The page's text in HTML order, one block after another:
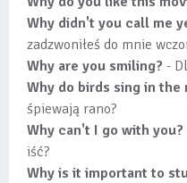
Why didn't you call me
zadzwoniłeś do mnie
Why are you smiling? -
Why do birds sing in the
śpiewają rano?
Why can't I go with you?
iść?
Why is it important to